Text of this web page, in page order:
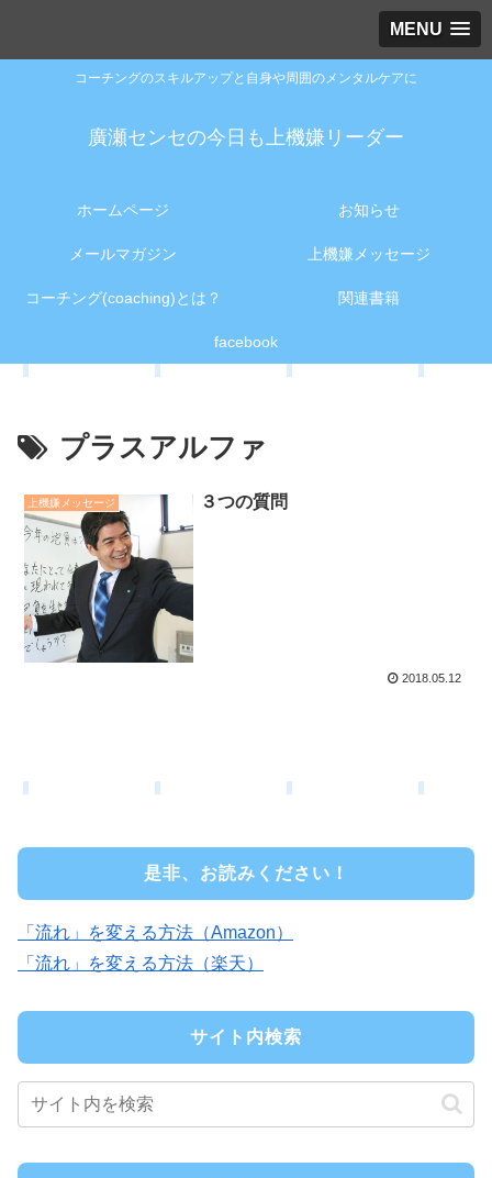
MENU
コーチングのスキルアップと自身や周囲のメンタルケアに
廣瀬センセの今日も上機嫌リーダー
ホームページ お知らせ
メールマガジン 上機嫌メッセージ
コーチング(coaching)とは？ 関連書籍
facebook
プラスアルファ
上機嫌メッセージ ３つの質問
2018.05.12
是非、お読みください！
「流れ」を変える方法（Amazon）
「流れ」を変える方法（楽天）
サイト内検索